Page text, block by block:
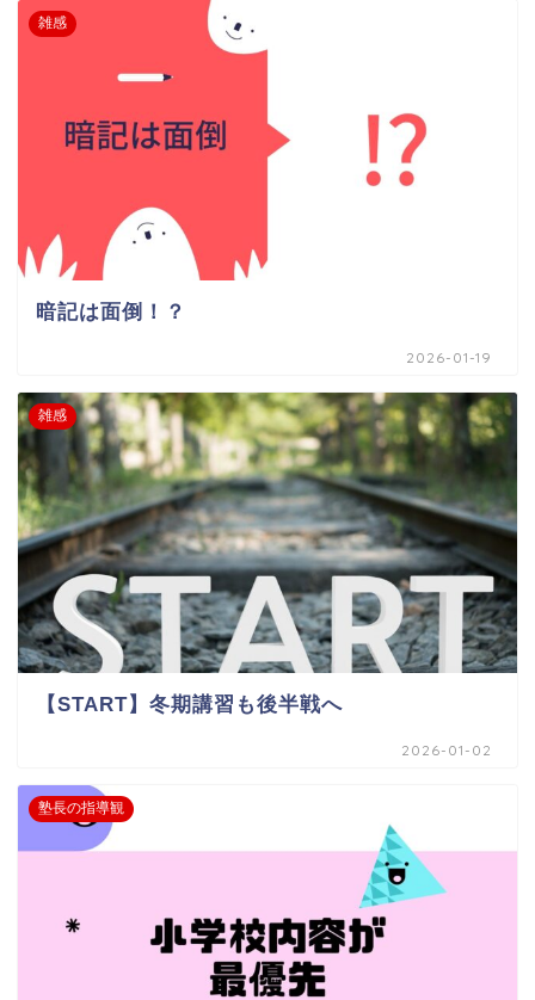
雑感
暗記は面倒！？
2026-01-19
雑感
【START】冬期講習も後半戦へ
2026-01-02
塾長の指導観